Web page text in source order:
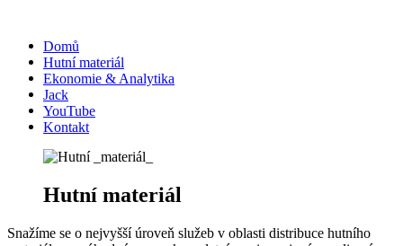
Domů
Hutní materiál
Ekonomie & Analytika
Jack
YouTube
Kontakt
Hutní materiál
Snažíme se o nejvyšší úroveň služeb v oblasti distribuce hutního